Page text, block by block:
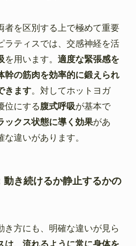
者を区別する上で極めて重要
ラティスでは、交感神経を活
を用います。 適度な緊張感を
幹の筋肉を効率的に鍛えられ
きます。対してホットヨガ
位にする腹式呼吸が基本で
ックス状態に導く効果があ
な違いがあります。
き続けるか静止するかの
き方にも、明確な違いが見ら
は、流れるように常に身体を